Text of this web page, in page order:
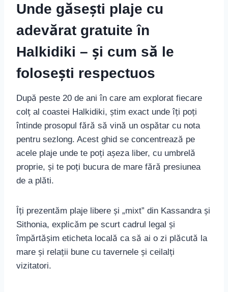
Unde găsești plaje cu
adevărat gratuite în
Halkidiki – și cum să le
folosești respectuos
După peste 20 de ani în care am explorat fiecare
colț al coastei Halkidiki, știm exact unde îți poți
întinde prosopul fără să vină un ospătar cu nota
pentru sezlong. Acest ghid se concentrează pe
acele plaje unde te poți așeza liber, cu umbrelă
proprie, și te poți bucura de mare fără presiunea
de a plăti.
Îți prezentăm plaje libere și „mixt” din Kassandra și
Sithonia, explicăm pe scurt cadrul legal și
împărtășim eticheta locală ca să ai o zi plăcută la
mare și relații bune cu tavernele și ceilalți
vizitatori.